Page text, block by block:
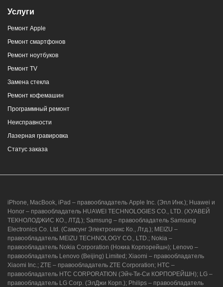
Услуги
Ремонт Apple
Ремонт смартфонов
Ремонт ноутбуков
Ремонт TV
Замена стекла
Ремонт кофемашин
Программный ремонт
Неисправности
Лазерная гравировка
Статус заказа
iPhone, MacBook, iPad – правообладатель Apple Inc. (Эпл Инк.); Huawei и
Honor – правообладатель HUAWEI TECHNOLOGIES CO., LTD. (ХУАВЕЙ
ТЕКНОЛОДЖИС КО., ЛТД.); Samsung – правообладатель Samsung
Electronics Co. Ltd. (Самсунг Электроникс Ко., Лтд.); MEIZU –
правообладатель MEIZU TECHNOLOGY CO., LTD.; Nokia –
правообладатель Nokia Corporation (Нокиа Корпорейшн); Lenovo –
правообладатель Lenovo (Beijing) Limited; Xiaomi – правообладатель
Xiaomi Inc.; ZTE – правообладатель ZTE Corporation; HTC –
правообладатель HTC CORPORATION (Эйч-Ти-Си КОРПОРЕЙШН); LG –
правообладатель LG Corp. (ЭлДжи Корп.); Philips – правообладатель